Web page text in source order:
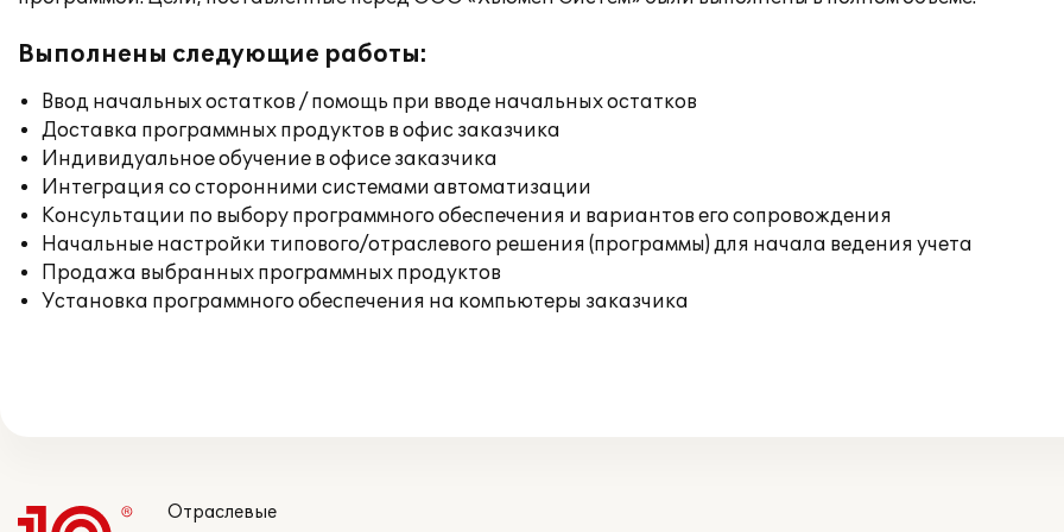
Выполнены следующие работы:
Ввод начальных остатков / помощь при вводе начальных остатков
Доставка программных продуктов в офис заказчика
Индивидуальное обучение в офисе заказчика
Интеграция со сторонними системами автоматизации
Консультации по выбору программного обеспечения и вариантов его сопровождения
Начальные настройки типового/отраслевого решения (программы) для начала ведения учета
Продажа выбранных программных продуктов
Установка программного обеспечения на компьютеры заказчика
Отраслевые